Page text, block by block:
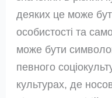
деяких це може
особистості та
може бути
певного
культурах, де